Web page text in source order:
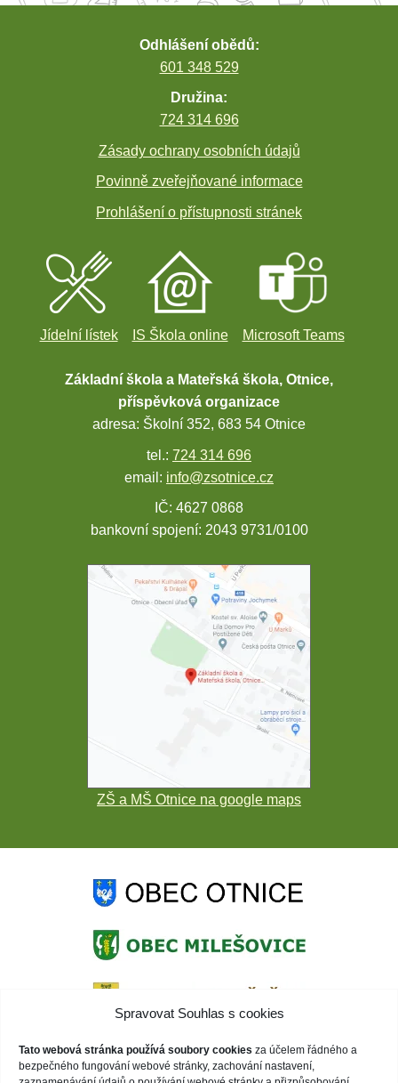
Spravovat Souhlas s cookies
Tato webová stránka používá soubory cookies za účelem řádného a
bezpečného fungování webové stránky, zachování nastavení,
Odhlášení obědů:
601 348 529
Družina:
724 314 696
Zásady ochrany osobních údajů
Povinně zveřejňované informace
Prohlášení o přístupnosti stránek
Jídelní lístek IS Škola online Microsoft Teams
Základní škola a Mateřská škola, Otnice,
příspěvková organizace
adresa: Školní 352, 683 54 Otnice
tel.: 724 314 696
email: info@zsotnice.cz
IČ: 4627 0868
bankovní spojení: 2043 9731/0100
ZŠ a MŠ Otnice na google maps